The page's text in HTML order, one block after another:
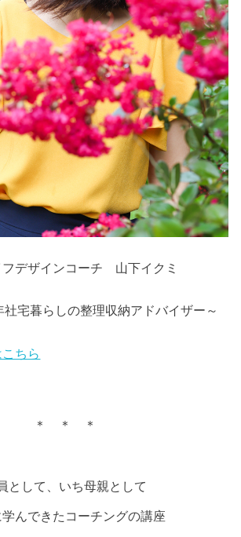
フデザインコーチ 山下イクミ
社宅暮らしの整理収納アドバイザー～
ちら
＊ ＊ ＊
として、いち母親として
学んできたコーチングの講座